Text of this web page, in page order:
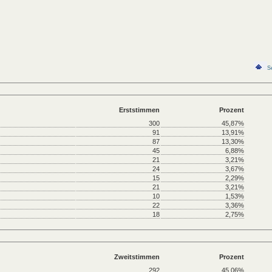
Erststimmen
Prozent
300
45,87%
91
13,91%
87
13,30%
45
6,88%
21
3,21%
24
3,67%
15
2,29%
21
3,21%
10
1,53%
22
3,36%
18
2,75%
Zweitstimmen
Prozent
292
45,06%